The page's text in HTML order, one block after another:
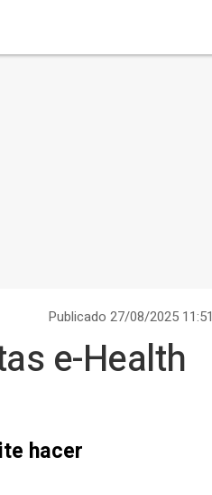
Publicado 27/08/2025 11:51
e-Health
hacer